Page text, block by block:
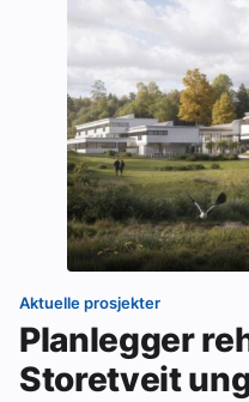
Aktuelle prosjekter
Planlegger
Storetveit